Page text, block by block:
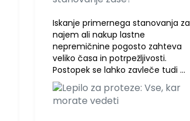
Iskanje primernega stanovanja za
najem ali nakup lastne
nepremičnine pogosto zahteva
veliko časa in potrpežljivosti.
Postopek se lahko zavleče tudi …